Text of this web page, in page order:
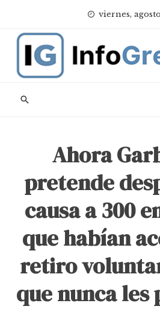
content
viernes,
Ahora
pretende
causa a 300
que habían
retiro
que nunca les